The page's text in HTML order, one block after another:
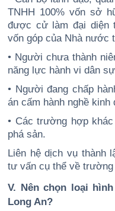
TNHH 100% vốn sở
được cử làm đại diện
vốn góp của Nhà nước
• Người chưa thành
năng lực hành vi dân
• Người đang chấp
án cấm hành nghề kinh
• Các trường hợp
phá sản.
Liên hệ dịch vụ thành
tư vấn cụ thể về
V. Nên chọn loại
Long An?